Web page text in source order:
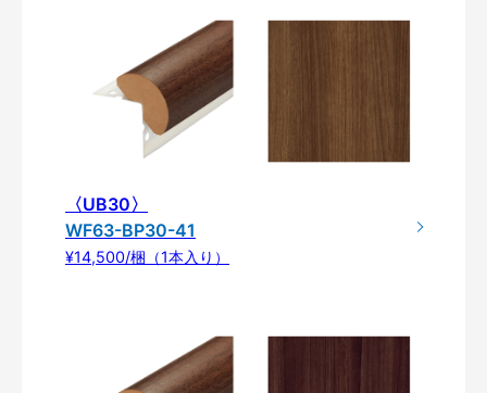
〈UB30〉
WF63-BP30-41
¥14,500/梱（1本入り）